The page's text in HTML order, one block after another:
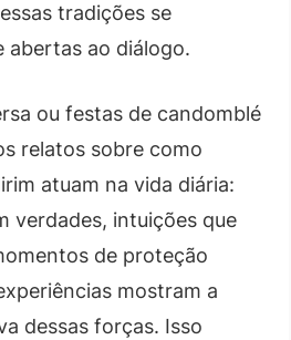
tradições se
abertas ao diálogo.
ou festas de candomblé
relatos sobre como
atuam na vida diária:
verdades, intuições que
de proteção
mostram a
dessas forças. Isso